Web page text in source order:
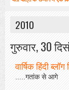
2010
गुरुवार, 30
वार्षिक हिंदी
.....गतांक से आगे